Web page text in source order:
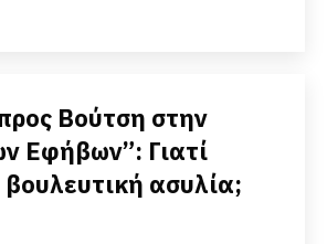
Βούτση στην
Εφήβων”: Γιατί
ασυλία;